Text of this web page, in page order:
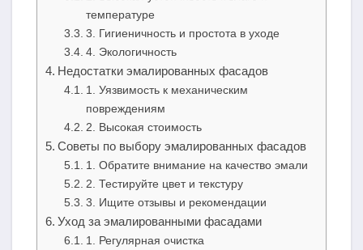
температуре
3. Гигиеничность и простота в уходе
4. Экологичность
Недостатки эмалированных фасадов
1. Уязвимость к механическим
повреждениям
2. Высокая стоимость
Советы по выбору эмалированных фасадов
1. Обратите внимание на качество эмали
2. Тестируйте цвет и текстуру
3. Ищите отзывы и рекомендации
Уход за эмалированными фасадами
1. Регулярная очистка